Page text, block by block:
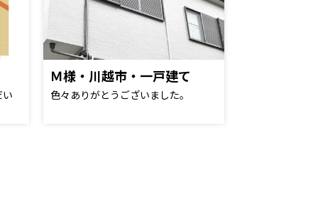
Ｍ様・川越市・一戸建て
色々ありがとうございました。